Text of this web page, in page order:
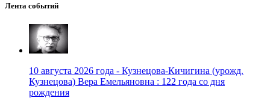
Лента событий
10 августа 2026 года - Кузнецова-Кичигина (урожд.
Кузнецова) Вера Емельяновна : 122 года со дня
рождения